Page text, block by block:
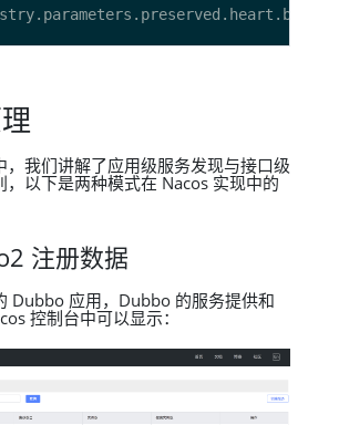
，我们讲解了应用级服务发现与接口级
，以下是两种模式在 Nacos 实现中的
注册数据
Dubbo 应用，Dubbo 的服务提供和
控制台中可以显示：